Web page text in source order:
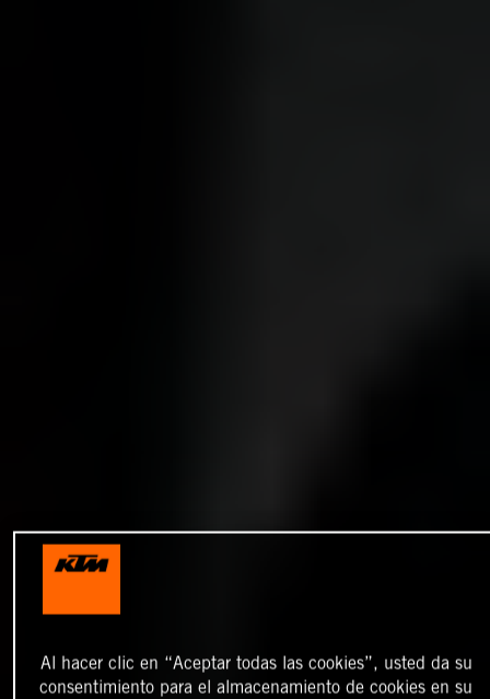
Al hacer clic en “Aceptar todas las cookies”, usted da su
consentimiento para el almacenamiento de cookies en su